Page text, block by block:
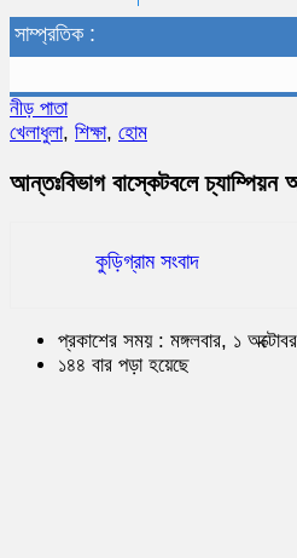
সাম্প্রতিক :
নীড় পাতা
খেলাধুলা, শিক্ষা, হোম
আন্তঃবিভাগ বাস্কেটবলে চ্যাম্পিয়ন
কুড়িগ্রাম সংবাদ
প্রকাশের সময় : মঙ্গলবার, ১
১৪৪ বার পড়া হয়েছে